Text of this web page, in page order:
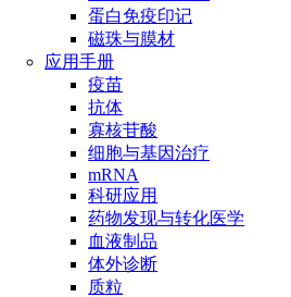
蛋白免疫印记
磁珠与膜材
应用手册
疫苗
抗体
寡核苷酸
细胞与基因治疗
mRNA
科研应用
药物发现与转化医学
血液制品
体外诊断
质粒